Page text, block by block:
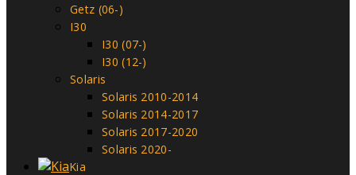
Getz (06-)
I30
I30 (07-)
I30 (12-)
Solaris
Solaris 2010-2014
Solaris 2014-2017
Solaris 2017-2020
Solaris 2020-
Kia